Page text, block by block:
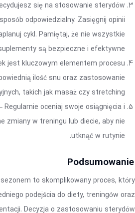
się na stosowanie sterydów
odpowiedzialny. Zasięgnij opinii
cykl. Pamiętaj, że nie wszystkie
są bezpieczne i efektywne.
jest kluczowym elementem procesu
ilość snu oraz zastosowanie
takich jak masaż czy stretching.
Regularnie oceniaj swoje osiągnięcia i
zmiany w treningu lub diecie, aby nie
utknąć w rutynie.
Podsumowanie
to skomplikowany proces, który
podejścia do diety, treningów oraz
Decyzja o zastosowaniu sterydów